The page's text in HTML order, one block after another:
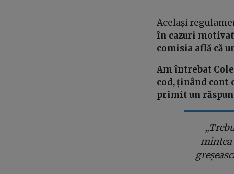
Același
în cazuri
comisia află că
Am întrebat
cod, ținând cont
primit un
mintea